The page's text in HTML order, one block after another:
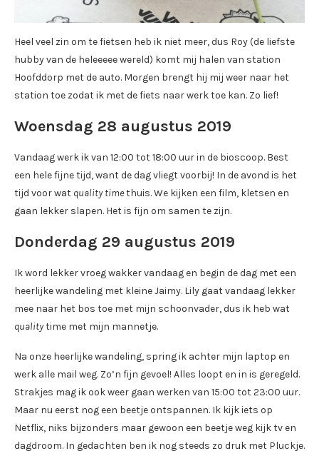
Heel veel zin om te fietsen heb ik niet meer, dus Roy (de liefste
hubby van de heleeeee wereld) komt mij halen van station
Hoofddorp met de auto. Morgen brengt hij mij weer naar het
station toe zodat ik met de fiets naar werk toe kan. Zo lief!
Woensdag 28 augustus 2019
Vandaag werk ik van 12:00 tot 18:00 uur in de bioscoop. Best
een hele fijne tijd, want de dag vliegt voorbij! In de avond is het
tijd voor wat quality timethuis. We kijken een film, kletsen en
gaan lekker slapen. Het is fijn om samen te zijn.
Donderdag 29 augustus 2019
Ik word lekker vroeg wakker vandaag en begin de dag met een
heerlijke wandeling met kleine Jaimy. Lily gaat vandaag lekker
mee naar het bos toe met mijn schoonvader, dus ik heb wat
qualitytime met mijn mannetje.
Na onze heerlijke wandeling, spring ik achter mijn laptop en
werk alle mail weg. Zo’n fijn gevoel! Alles loopt en in is geregeld.
Strakjes mag ik ook weer gaan werken van 15:00 tot 23:00 uur.
Maar nu eerst nog een beetje ontspannen. Ik kijk iets op
Netflix, niks bijzonders maar gewoon een beetje weg kijk tv en
dagdroom. In gedachten ben ik nog steeds zo druk met Pluckje.